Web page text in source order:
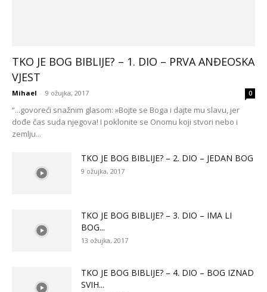
TKO JE BOG BIBLIJE? – 1. DIO – PRVA ANĐEOSKA
VJEST
Mihael - 9 ožujka, 2017 0
“...govoreći snažnim glasom: »Bojte se Boga i dajte mu slavu, jer
dođe čas suda njegova! I poklonite se Onomu koji stvori nebo i
zemlju...
TKO JE BOG BIBLIJE? – 2. DIO – JEDAN BOG
9 ožujka, 2017
TKO JE BOG BIBLIJE? – 3. DIO – IMA LI
BOG...
13 ožujka, 2017
TKO JE BOG BIBLIJE? – 4. DIO – BOG IZNAD
SVIH...